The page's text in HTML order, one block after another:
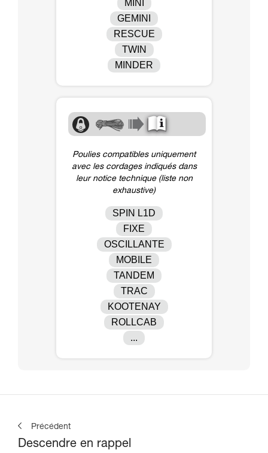
MINI
GEMINI
RESCUE
TWIN
MINDER
Poulies compatibles uniquement
avec les cordages indiqués dans
leur notice technique (liste non
exhaustive)
SPIN L1D
FIXE
OSCILLANTE
MOBILE
TANDEM
TRAC
KOOTENAY
ROLLCAB
...
Précédent
Descendre en rappel